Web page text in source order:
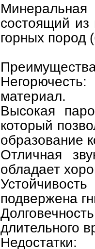
состоящий из
горных пород
материал.
Высокая
который
образование
Отличная
обладает
подвержена
длительного
Недостатки: